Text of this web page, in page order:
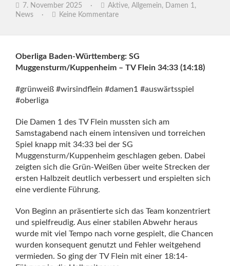
7. November 2025 · Aktive, Allgemein, Damen 1,
News
· Keine Kommentare
Oberliga Baden-Württemberg: SG
Muggensturm/Kuppenheim – TV Flein 34:33 (14:18)
#grünweiß #wirsindflein #damen1 #auswärtsspiel
#oberliga
Die Damen 1 des TV Flein mussten sich am
Samstagabend nach einem intensiven und torreichen
Spiel knapp mit 34:33 bei der SG
Muggensturm/Kuppenheim geschlagen geben. Dabei
zeigten sich die Grün-Weißen über weite Strecken der
ersten Halbzeit deutlich verbessert und erspielten sich
eine verdiente Führung.
Von Beginn an präsentierte sich das Team konzentriert
und spielfreudig. Aus einer stabilen Abwehr heraus
wurde mit viel Tempo nach vorne gespielt, die Chancen
wurden konsequent genutzt und Fehler weitgehend
vermieden. So ging der TV Flein mit einer 18:14-